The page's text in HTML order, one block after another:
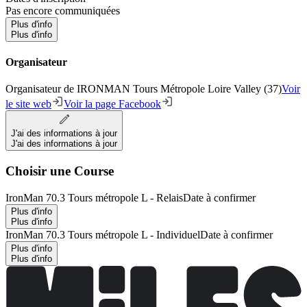
Pas encore communiquées
Plus d'info
Plus d'info
Organisateur
Organisateur de IRONMAN Tours Métropole Loire Valley (37)Voir
le site web
Voir la page Facebook
J'ai des informations à jour
J'ai des informations à jour
Choisir une Course
IronMan 70.3 Tours métropole L - RelaisDate à confirmer
Plus d'info
Plus d'info
IronMan 70.3 Tours métropole L - IndividuelDate à confirmer
Plus d'info
Plus d'info